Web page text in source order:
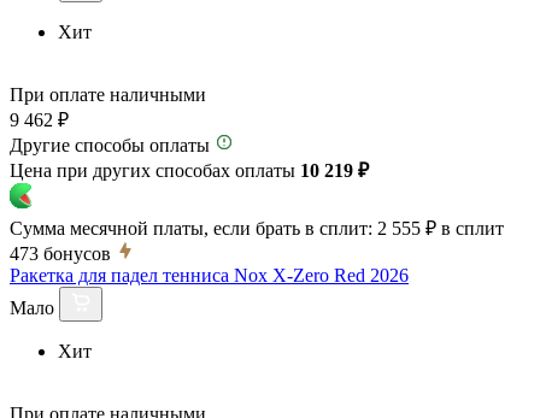
Хит
При оплате наличными
9 462 ₽
Другие способы оплаты
Цена при других способах оплаты 10 219 ₽
Сумма месячной платы, если брать в сплит: 2 555 ₽ в сплит
473 бонусов
Ракетка для падел тенниса Nox X-Zero Red 2026
Мало
Хит
При оплате наличными